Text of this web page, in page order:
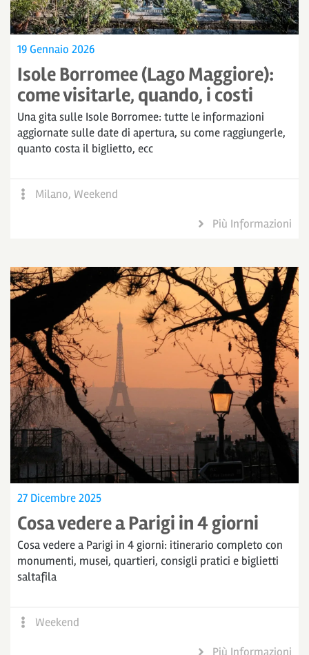
19 Gennaio 2026
Isole Borromee (Lago Maggiore):
come visitarle, quando, i costi
Una gita sulle Isole Borromee: tutte le informazioni
aggiornate sulle date di apertura, su come raggiungerle,
quanto costa il biglietto, ecc
Milano, Weekend
Più Informazioni
27 Dicembre 2025
Cosa vedere a Parigi in 4 giorni
Cosa vedere a Parigi in 4 giorni: itinerario completo con
monumenti, musei, quartieri, consigli pratici e biglietti
saltafila
Weekend
Più Informazioni